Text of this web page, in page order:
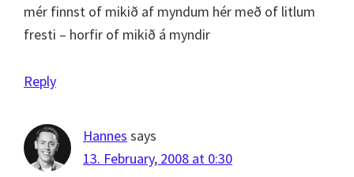
mér finnst of mikið af myndum hér með of litlum
fresti – horfir of mikið á myndir
Reply
Hannes says
13. February, 2008 at 0:30